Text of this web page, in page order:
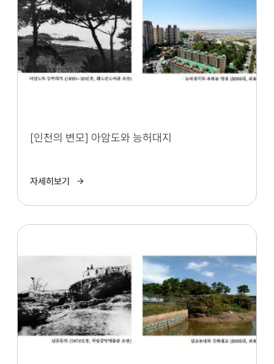
[인천의 변모] 아암도와 능허대지
자세히보기